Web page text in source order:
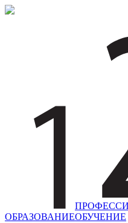
ОБРАЗОВАНИЕОБУЧЕНИЕ